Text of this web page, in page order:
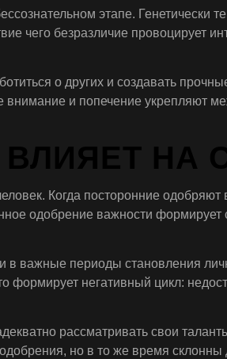
этапе. Генетически
чего безразличие провоцирует
о других и создавать
и попечение укрепляют
НА
Когда посторонние
одобрение важности
в важные периоды становления
формирует негативный цикл:
рассматривать свои
но в то же время